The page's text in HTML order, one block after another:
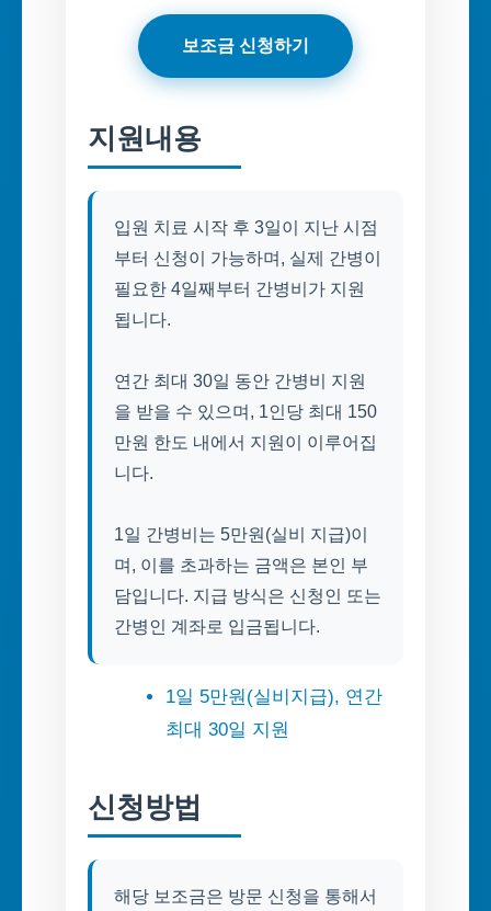
보조금 신청하기
지원내용
입원 치료 시작 후 3일이 지난 시점
부터 신청이 가능하며, 실제 간병이
필요한 4일째부터 간병비가 지원
됩니다.
연간 최대 30일 동안 간병비 지원
을 받을 수 있으며, 1인당 최대 150
만원 한도 내에서 지원이 이루어집
니다.
1일 간병비는 5만원(실비 지급)이
며, 이를 초과하는 금액은 본인 부
담입니다. 지급 방식은 신청인 또는
간병인 계좌로 입금됩니다.
1일 5만원(실비지급), 연간
최대 30일 지원
신청방법
해당 보조금은 방문 신청을 통해서